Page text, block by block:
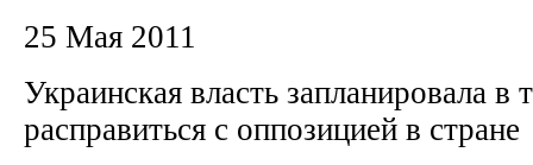
25 Мая 2011
Украинская власть запланировала в
расправиться с оппозицией в стране